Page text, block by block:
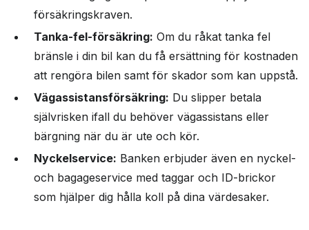
försäkringskraven.
Tanka-fel-försäkring: Om du råkat tanka fel
bränsle i din bil kan du få ersättning för kostnaden
att rengöra bilen samt för skador som kan uppstå.
Vägassistansförsäkring: Du slipper betala
självrisken ifall du behöver vägassistans eller
bärgning när du är ute och kör.
Nyckelservice: Banken erbjuder även en nyckel-
och bagageservice med taggar och ID-brickor
som hjälper dig hålla koll på dina värdesaker.